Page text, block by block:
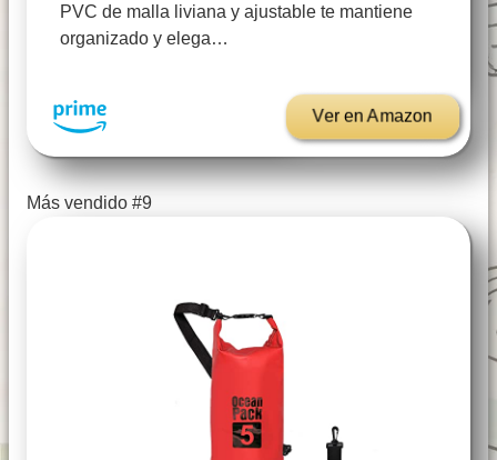
PVC de malla liviana y ajustable te mantiene
organizado y elega…
Ver en Amazon
Más vendido #9